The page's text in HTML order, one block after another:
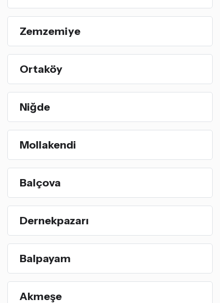
Zemzemiye
Ortaköy
Niğde
Mollakendi
Balçova
Dernekpazarı
Balpayam
Akmeşe